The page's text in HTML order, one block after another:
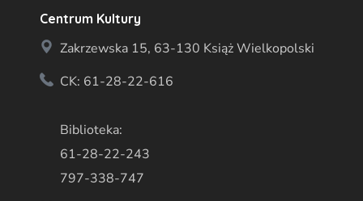
Centrum Kultury
Zakrzewska 15, 63-130 Książ Wielkopolski
CK: 61-28-22-616
Biblioteka:
61-28-22-243
797-338-747